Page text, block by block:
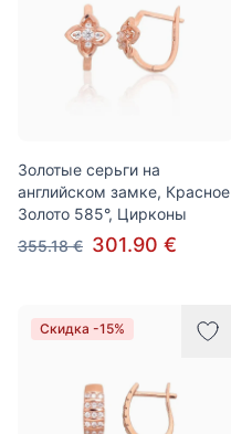
Золотые серьги на
английском замке, Красное
Золото 585°, Цирконы
355.18 € 301.90 €
Скидка -15%